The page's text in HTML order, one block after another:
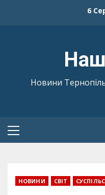
6
Новини
Primary
НОВИНИ СВІТ